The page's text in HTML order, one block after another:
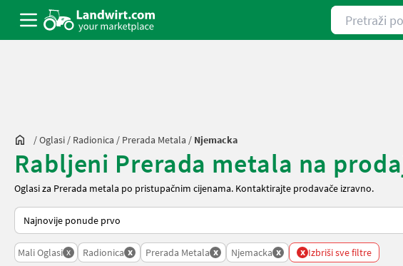
Pretraži
/Oglasi / Radionica / Prerada Metala / Njemacka
Rabljeni Prerada metala na
Oglasi za Prerada metala po pristupačnim cijenama. Kontaktirajte prodavače izravno.
Tako se sortira na Landwirt.com
Mali Oglasi x Radionica x Prerada Metala x Njemacka x x Izbriši sve filtre